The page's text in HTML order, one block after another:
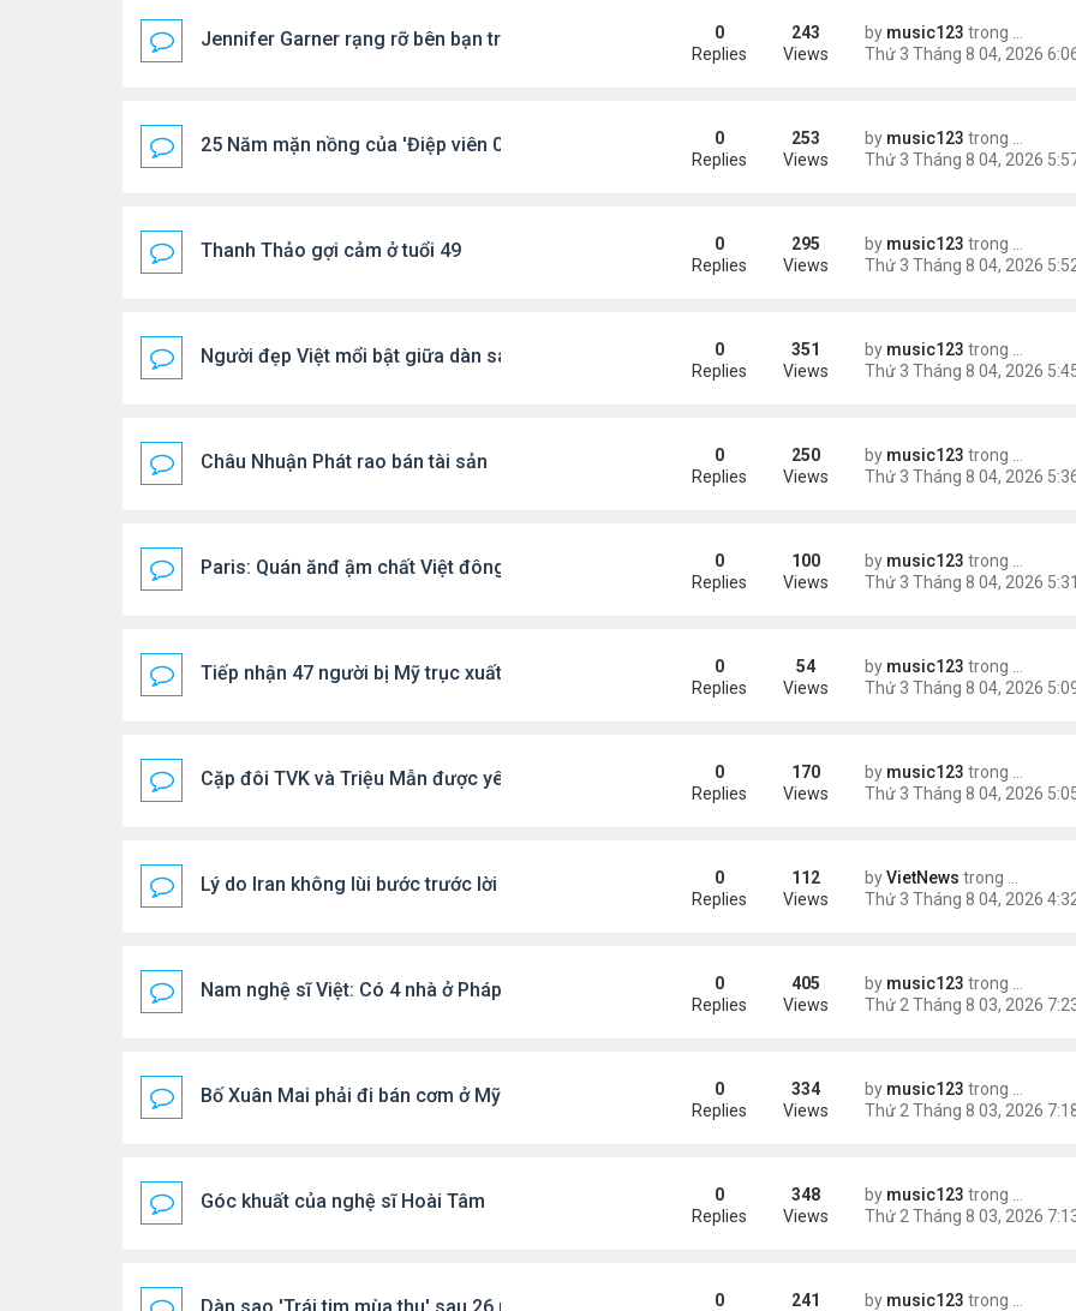
Jennifer Garner rạng rỡ bên bạn trai kém 6 tuổi by music123 trong
0
Replies
243
Views
25 Năm mặn nồng của 'Điệp viên 007' by music123 trong
0
Replies
253
Views
Thanh Thảo gợi cảm ở tuổi 49 by music123 trong
0
Replies
295
Views
Người đẹp Việt mổi bật giữa dàn sao châu Á by music123 trong
0
Replies
351
Views
Châu Nhuận Phát rao bán tài sản by music123 trong
0
Replies
250
Views
Paris: Quán ănđ ậm chất Việt đông kín khách chờ by music123 trong
0
Replies
100
Views
Tiếp nhận 47 người bị Mỹ trục xuất, Công an khuyến cáo by music123 trong
0
Replies
54
Views
Cặp đôi TVK và Triệu Mẫn được yêu thích nhất by music123 trong
0
Replies
170
Views
Lý do Iran không lùi bước trước lời đe dọa của ông Trump byVietNews trong
0
Replies
112
Views
Nam nghệ sĩ Việt: Có 4 nhà ở Pháp, sống gần tháp Eiffel... by music123 trong
0
Replies
405
Views
Bố Xuân Mai phải đi bán cơm ở Mỹ by music123 trong
0
Replies
334
Views
Góc khuất của nghệ sĩ Hoài Tâm by music123 trong
0
Replies
348
Views
by music123 trong
0 241